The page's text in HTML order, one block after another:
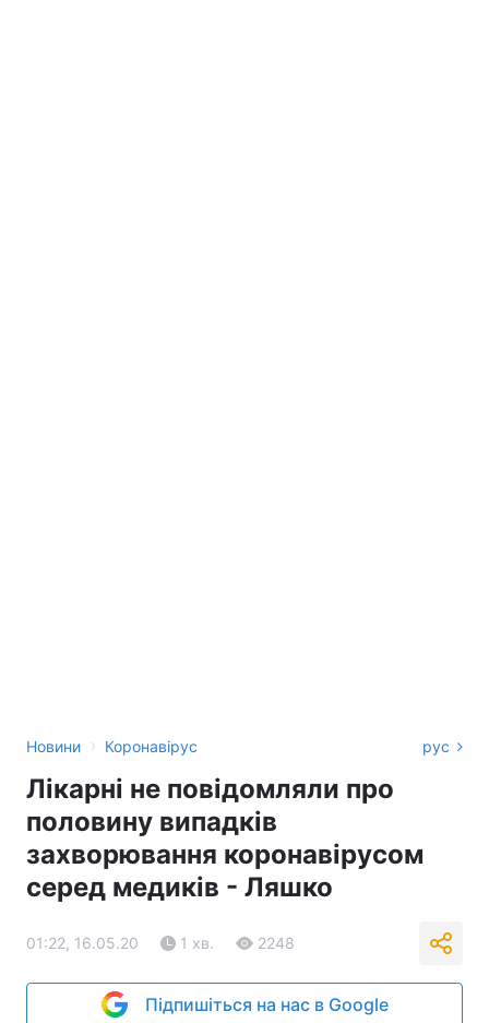
Новини › Коронавірус рус
Лікарні не повідомляли про
половину випадків
захворювання коронавірусом
серед медиків - Ляшко
01:22, 16.05.20 1 хв. 2248
Підпишіться на нас в Google